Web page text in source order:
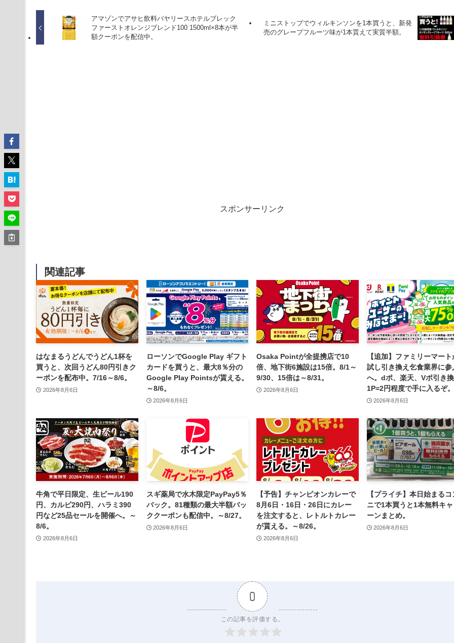
アマゾンでアサヒ飲料バヤリースホテルブレック
ファーストオレンジブレンド100 1500ml×8本が半
額クーポンを配信中。
ミニストップでウィルキンソンを1本買うと、新発
売のグレープフルーツ味が1本貰えて実質半額。
スポンサーリンク
関連記事
はなまるうどんでうどん1杯を
買うと、次回うどん80円引きク
ーポンを配布中。7/16～8/6。
2026年8月6日
ローソンでGoogle Play ギフト
カードを買うと、最大8％分の
Google Play Pointsが貰える。
～8/6。
2026年8月6日
Osaka Pointが全提携店で10
倍、地下街6施設は15倍。8/1～
9/30、15倍は～8/31。
2026年8月6日
【追加】ファミリーマート
試し引き換え乞食業界に参
へ。dポ、楽天、Vポ引き
1P=2円程度で手に入るぞ。
2026年8月6日
牛角で平日限定、生ビール190
円、カルビ290円、ハラミ390
円など25品セールを開催へ。～
8/6。
2026年8月6日
スギ薬局で水木限定PayPay5％
バック。81種類の最大半額バッ
ククーポンも配信中。～8/27。
2026年8月6日
【予告】チャンピオンカレーで
8月6日・16日・26日にカレー
を注文すると、レトルトカレー
が貰える。～8/26。
2026年8月6日
【プライチ】本日始まるコ
ニで1本買うと1本無料キ
ーンまとめ。
2026年8月6日
0
この記事を評価する。